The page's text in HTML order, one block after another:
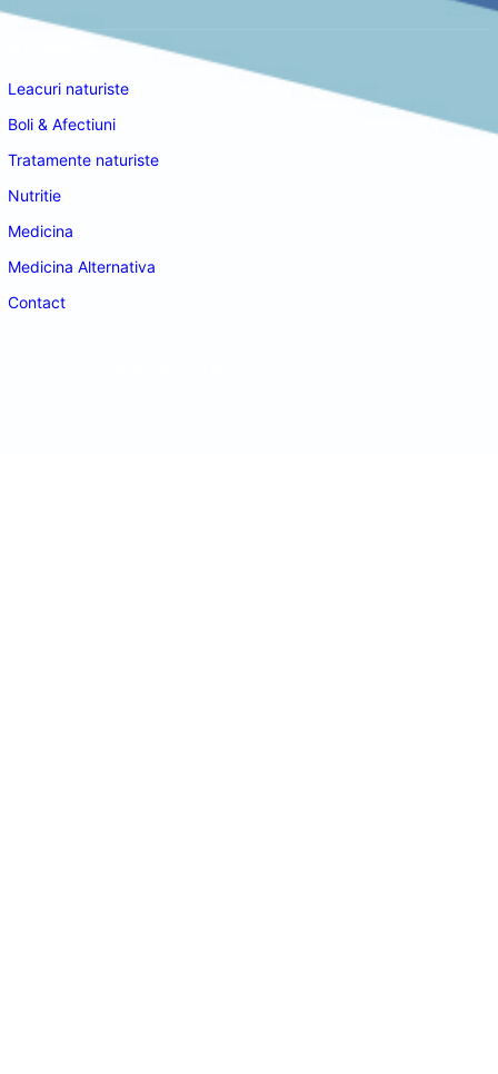
Leacuri naturiste
Boli & Afectiuni
Tratamente naturiste
Nutritie
Medicina
Medicina Alternativa
Contact